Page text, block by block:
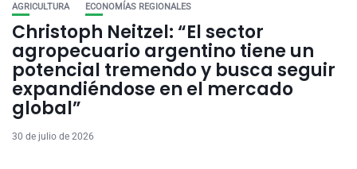
AGRICULTURA ECONOMÍAS REGIONALES
Christoph Neitzel: “El sector
agropecuario argentino tiene un
potencial tremendo y busca seguir
expandiéndose en el mercado
global”
30 de julio de 2026